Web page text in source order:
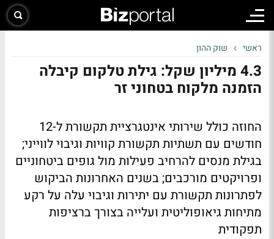
ראשי שוק ההון
4.3 מיליון שקל: גילת טלקום קיבלה
הזמנה מלקוח בטחוני זר
החוזה כולל שירותי אינטגרציית תקשורת ל-12
חודשים עם תשתיות תקשורת קוויות וגיבוי לווייני;
בגילת מנסים להרחיב פעילות מול גופים ביטחוניים
ופרויקטים מורכבים; בשנים האחרונות הביקוש
לפתרונות תקשורת עם יתירות וגיבוי עלה על רקע
מתיחות גיאופוליטית ועלייה בצורך ברציפות
תפקודית